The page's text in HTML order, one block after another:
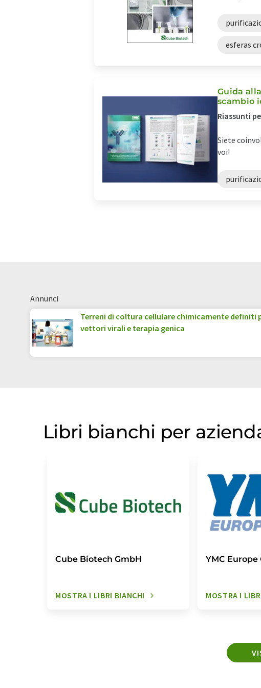
esferas
Guida
scambio
Riassunti
Siete
voi!
Annunci
Terreni di coltura cellulare chimicamente definiti
vettori virali e terapia genica
Libri bianchi per
Cube Biotech GmbH
MOSTRA I LIBRI BIANCHI
YMC Europe
MOSTRA I